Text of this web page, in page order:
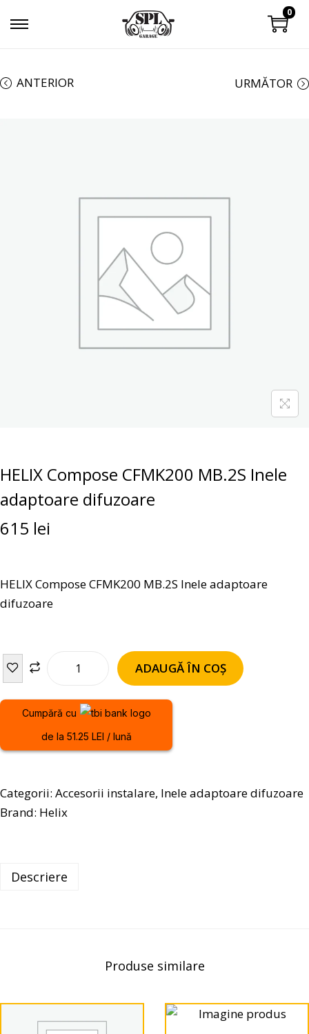
0
ANTERIOR URMĂTOR
HELIX Compose CFMK200 MB.2S Inele
adaptoare difuzoare
615 lei
HELIX Compose CFMK200 MB.2S Inele adaptoare
difuzoare
ADAUGĂ ÎN COȘ
Cumpără cu
de la 51.25 LEI / lună
Categorii: Accesorii instalare, Inele adaptoare difuzoare
Brand: Helix
Descriere
Produse similare